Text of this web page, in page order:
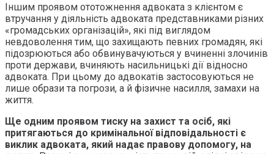
Іншим проявом ототожнення адвоката з клієнтом є
втручання у діяльність адвоката представниками різних
«громадських організацій», які під виглядом
невдоволення тим, що захищають певних громадян, які
підозрюються або обвинувачуються у вчиненні злочинів
проти держави, вчиняють насильницькі дії відносно
адвоката. При цьому до адвокатів застосовуються не
лише образи та погрози, а й фізичне насилля, замахи на
життя.
Ще одним проявом тиску на захист та осіб, які
притягаються до кримінальної відповідальності є
виклик адвоката, який надає правову допомогу, на